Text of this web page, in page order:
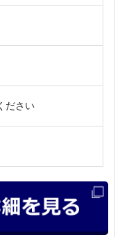
ださい